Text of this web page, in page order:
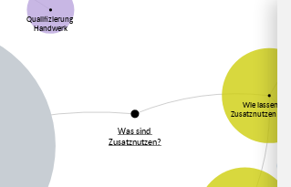
Was sind
Zusatznutzen?
Wie lassen sich
Zusatznutzen
Qualifizierung
Handwerk